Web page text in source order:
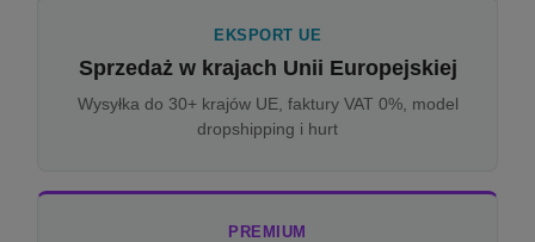
EKSPORT UE
Sprzedaż w krajach Unii Europejskiej
Wysyłka do 30+ krajów UE, faktury VAT 0%, model
dropshipping i hurt
PREMIUM